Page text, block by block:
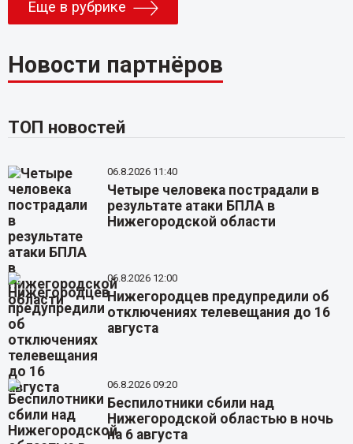
Еще в рубрике
Новости партнёров
ТОП новостей
06.8.2026 11:40
Четыре человека пострадали в
результате атаки БПЛА в
Нижегородской области
06.8.2026 12:00
Нижегородцев предупредили об
отключениях телевещания до 16
августа
06.8.2026 09:20
Беспилотники сбили над
Нижегородской областью в ночь
на 6 августа